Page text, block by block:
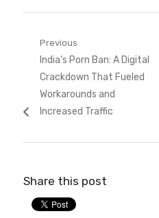
Post
navigation
Previous
Previous
post:
India’s Porn Ban: A Digital
Crackdown That Fueled
Workarounds and
Increased Traffic
Share this post